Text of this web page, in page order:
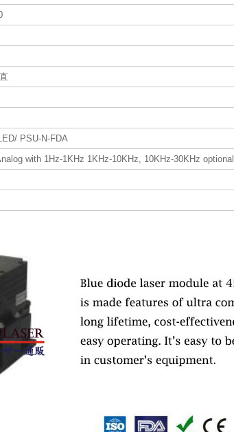
PSU-N-FDA
with 1Hz-1KHz 1KHz-10KHz, 10KHz-30KHz optional